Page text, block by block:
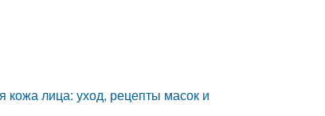
лица: уход, рецепты масок и